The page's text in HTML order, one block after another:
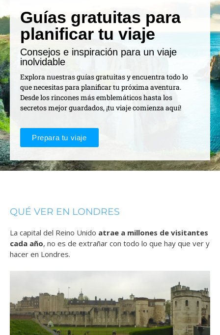
Guías gratuitas para
planificar tu viaje
Consejos e inspiración para un viaje
inolvidable
Explora nuestras guías gratuitas y encuentra todo lo
que necesitas para planificar tu próxima aventura.
Desde los rincones más emblemáticos hasta los
secretos mejor guardados, ¡tu viaje comienza aquí!
Prepara tu viaje
QUÉ VER EN LONDRES
La capital del Reino Unido atrae a millones de visitantes
cada año, no es de extrañar con todo lo que hay que ver y
hacer en Londres.